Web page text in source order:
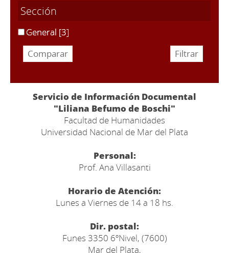
Sección
General [3]
Servicio de Información Documental
"Liliana Befumo de Boschi"
Facultad de Humanidades
Universidad Nacional de Mar del Plata
Personal:
Prof. Ana Villasanti
Horario de Atención:
Lunes a Viernes de 14 a 18 hs.
Dir. postal:
Funes 3350 6ºNivel, (7600)
Mar del Plata,